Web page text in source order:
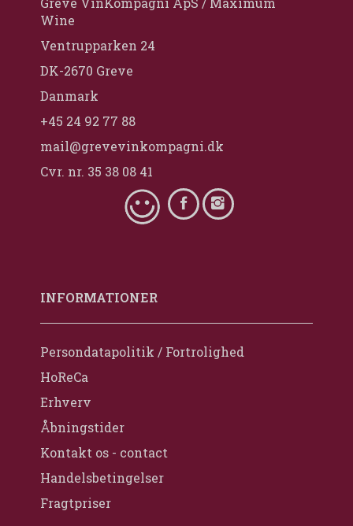
Wine
Ventrupparken 24
DK-2670 Greve
Danmark
+45 24 92 77 88
mail@grevevinkompagni.dk
Cvr. nr. 35 38 08 41
INFORMATIONER
Persondatapolitik / Fortrolighed
HoReCa
Erhverv
Åbningstider
Kontakt os - contact
Handelsbetingelser
Fragtpriser